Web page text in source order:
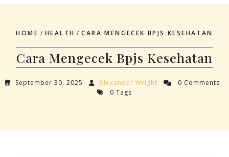
HOME / HEALTH /CARA MENGECEK BPJS KESEHATAN
Cara Mengecek Bpjs Kesehatan
September 30, 2025 Alexander Wright
0 Comments
0 Tags